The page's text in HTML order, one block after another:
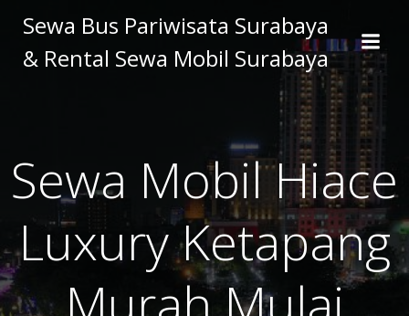
to
content
Sewa Bus Pariwisata Surabaya
& Rental Sewa Mobil Surabaya
Sewa Mobil Hiace
Luxury Ketapang